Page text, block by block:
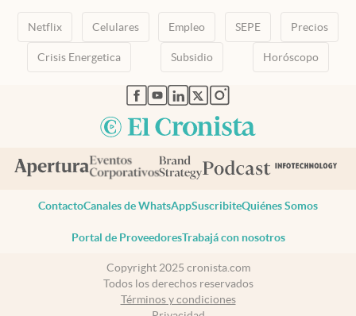
Netflix Celulares Empleo SEPE Precios
Crisis Energetica Subsidio Horóscopo
abre en nueva pestaña
abre en nueva pestaña
abre en nueva pestaña
abre en nueva pestaña
abre en nueva pestaña
ContactoCanales de WhatsAppSuscribiteQuiénes Somos
Portal de ProveedoresTrabajá con nosotros
Copyright 2025 cronista.com
Todos los derechos reservados
Términos y condiciones